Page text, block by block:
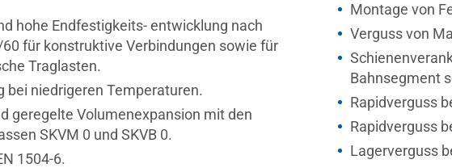
hohe Endfestigkeits- entwicklung nach
für konstruktive Verbindungen sowie für
Traglasten.
bei niedrigeren Temperaturen.
geregelte Volumenexpansion mit den
SKVM 0 und SKVB 0.
1504-6.
Montage von
Verguss von
Bahnsegment
Rapidverguss
Rapidverguss
Lagerverguss